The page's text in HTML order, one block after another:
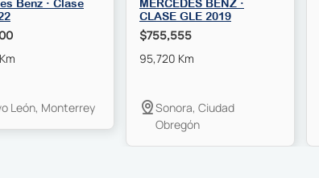
Benz · Clase
León, Monterrey
MERCEDES BENZ ·
CLASE GLE 2019
$755,555
95,720 Km
Sonora, Ciudad
Obregón